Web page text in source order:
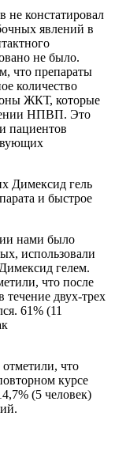
не констатировал
явлений в
не было.
что препараты
количество
ЖКТ, которые
НПВП. Это
пациентов
Димексид гель
и быстрое
нами было
использовали
гелем.
что после
течение двух-трех
61% (11
что
курсе
(5 человек)